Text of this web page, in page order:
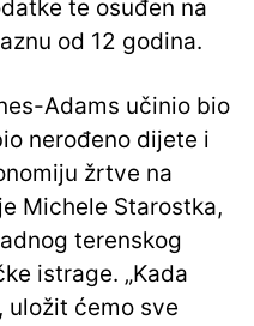
te osuđen na
od 12 godina.
Adams učinio bio
nerođeno dijete i
žrtve na
Michele Starostka,
terenskog
istrage. „Kada
uložit ćemo sve